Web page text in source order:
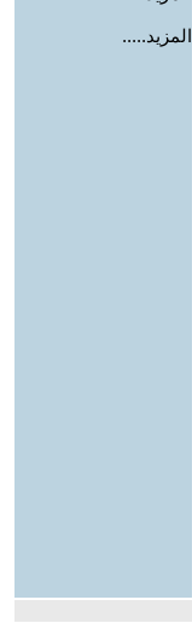
المزيد.....